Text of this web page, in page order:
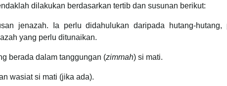
dilakukan berdasarkan tertib dan susunan berikut:
jenazah. Ia perlu didahulukan daripada hutang-
yang perlu ditunaikan.
berada dalam tanggungan (zimmah) si mati.
wasiat si mati (jika ada).